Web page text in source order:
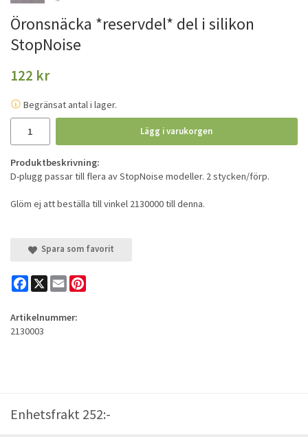
Öronsnäcka *reservdel* del i silikon
StopNoise
122 kr
Begränsat antal i lager.
Lägg i varukorgen
Produktbeskrivning:
D-plugg passar till flera av StopNoise modeller. 2 stycken/förp.
Glöm ej att beställa till vinkel 2130000 till denna.
Spara som favorit
Facebook
X Email
Artikelnummer:
2130003
Enhetsfrakt 252:-